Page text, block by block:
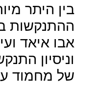
בין היתר
ההתנקשות
אבו איאד
וניסיון
של מחמוד